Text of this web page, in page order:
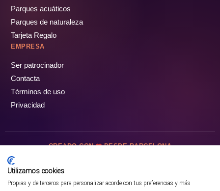
Parques acuáticos
Parques de naturaleza
Tarjeta Regalo
EMPRESA
Ser patrocinador
Contacta
Términos de uso
Privacidad
CREADO CON DESDE BARCELONA
Utilizamos cookies
Propias y de terceros para personalizar acorde con tus preferencias y más